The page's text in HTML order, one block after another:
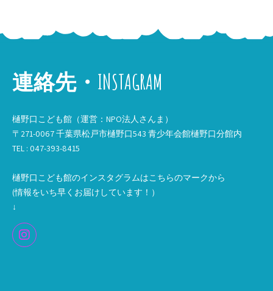
連絡先・INSTAGRAM
樋野口こども館（運営：NPO法人さんま）
〒271-0067 千葉県松戸市樋野口543 青少年会館樋野口分館内
TEL : 047-393-8415
樋野口こども館のインスタグラムはこちらのマークから
(情報をいち早くお届けしています！）
↓